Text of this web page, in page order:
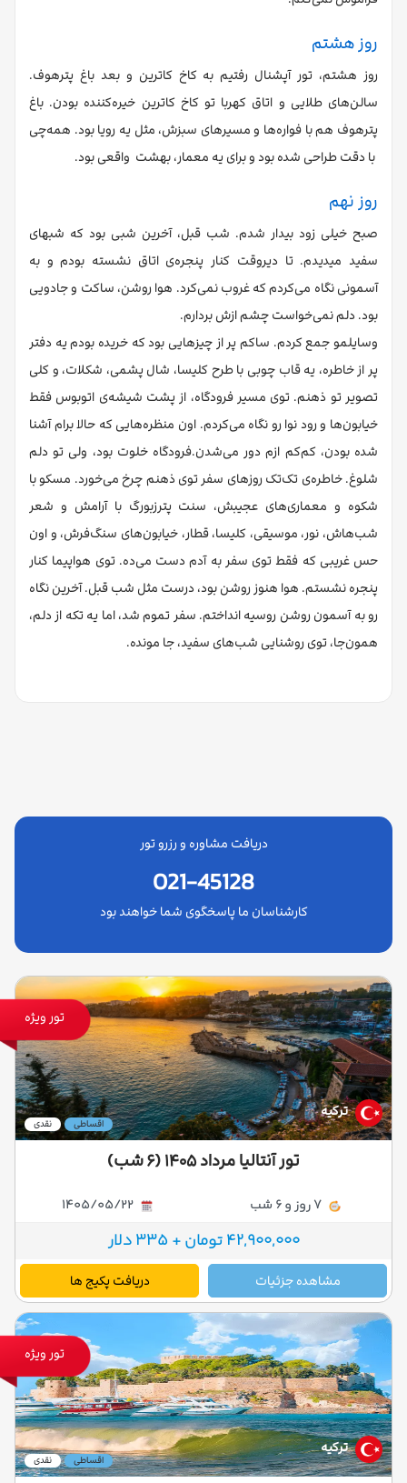
روز هشتم
روز هشتم، تور آپشنال رفتیم به کاخ کاترین و بعد باغ پترهوف.
سالن‌های طلایی و اتاق کهربا تو کاخ کاترین خیره‌کننده بودن. باغ
پترهوف هم با فواره‌ها و مسیرهای سبزش، مثل یه رویا بود. همه‌چی
با دقت طراحی شده بود و برای یه معمار، بهشت واقعی بود.
روز نهم
صبح خیلی زود بیدار شدم. شب قبل، آخرین شبی بود که شبهای
سفید میدیدم. تا دیروقت کنار پنجره‌ی اتاق نشسته بودم و به
آسمونی نگاه می‌کردم که غروب نمی‌کرد. هوا روشن، ساکت و جادویی
بود. دلم نمی‌خواست چشم ازش بردارم.
وسایلمو جمع کردم. ساکم پر از چیزهایی بود که خریده بودم یه دفتر
پر از خاطره، یه قاب چوبی با طرح کلیسا، شال پشمی، شکلات، و کلی
تصویر تو ذهنم. توی مسیر فرودگاه، از پشت شیشه‌ی اتوبوس فقط
خیابون‌ها و رود نوا رو نگاه می‌کردم. اون منظره‌هایی که حالا برام آشنا
شده بودن، کم‌کم ازم دور می‌شدن.فرودگاه خلوت بود، ولی تو دلم
شلوغ. خاطره‌ی تک‌تک روزهای سفر توی ذهنم چرخ می‌خورد. مسکو با
شکوه و معماری‌های عجیبش، سنت پترزبورگ با آرامش و شعر
شب‌هاش، نور، موسیقی، کلیسا، قطار، خیابون‌های سنگ‌فرش، و اون
حس غریبی که فقط توی سفر به آدم دست می‌ده. توی هواپیما کنار
پنجره نشستم. هوا هنوز روشن بود، درست مثل شب قبل. آخرین نگاه
رو به آسمون روشن روسیه انداختم. سفر تموم شد، اما یه تکه از دلم،
همون‌جا، توی روشنایی شب‌های سفید، جا مونده.
دریافت مشاوره و رزرو تور
021-45128
کارشناسان ما پاسخگوی شما خواهند بود
تور ویژه
ترکیه
نقدی اقساطی
تور آنتالیا مرداد ۱۴۰۵ (۶ شب)
42,900,000 تومان + 335 دلار
مشاهده جزئیات دریافت پکیج ها
تور ویژه
ترکیه
نقدی اقساطی